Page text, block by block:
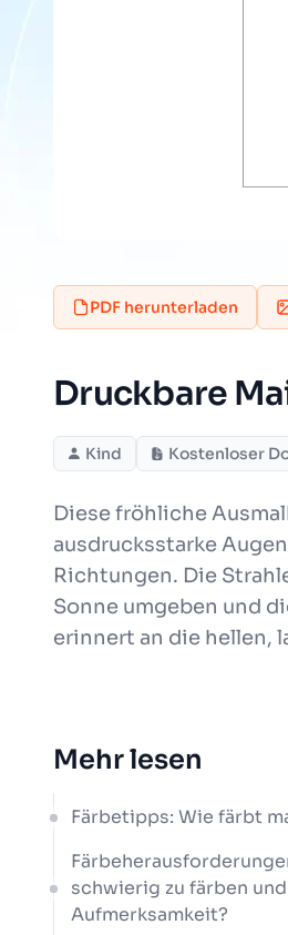
PDF herunterladen
Druckbare
Kind Kostenloser
Diese fröhliche
ausdrucksstarke
Richtungen. Die
Sonne umgeben und
erinnert an die hellen,
Mehr lesen
Färbetipps: Wie färbt
schwierig zu färben
Aufmerksamkeit?